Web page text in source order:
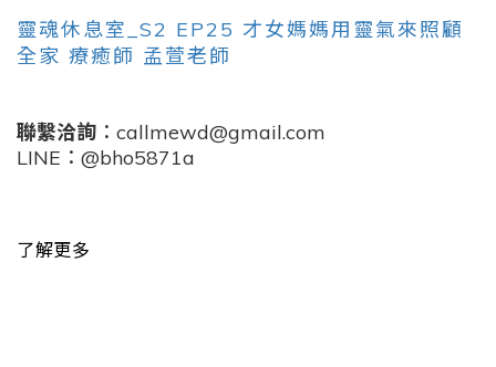
靈魂休息室_S2 EP25 才女媽媽用靈氣來照顧
全家 療癒師 孟萱老師
聯繫洽詢 ：callmewd@gmail.com
LINE：@bho5871a
了解更多